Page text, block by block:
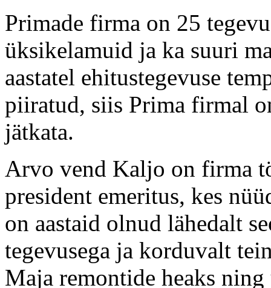
Primade firma on 25
üksikelamuid ja ka suuri
aastatel ehitustegevuse
piiratud, siis Prima firmal
jätkata.
Arvo vend Kaljo on firma
president emeritus, kes
on aastaid olnud lähedalt
tegevusega ja korduvalt
Maja remontide heaks